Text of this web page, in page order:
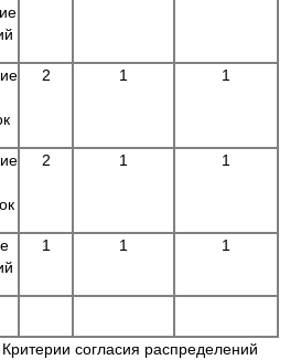
2 1 1
2 1 1
1 1 1
Критерии согласия распределений